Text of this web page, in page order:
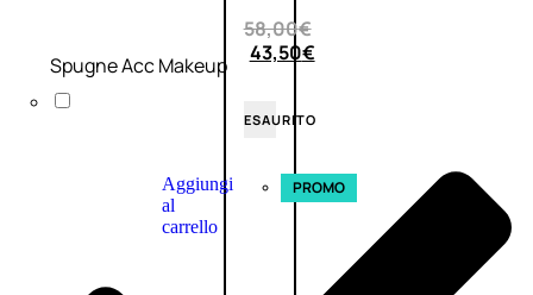
58,00€
43,50€
ESAURITO
Aggiungi
al
carrello
PROMO
Spugne Acc Makeup